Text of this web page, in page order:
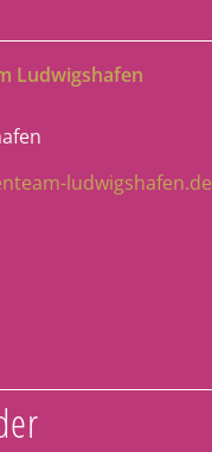
Ludwigshafen
ludwigshafen.de